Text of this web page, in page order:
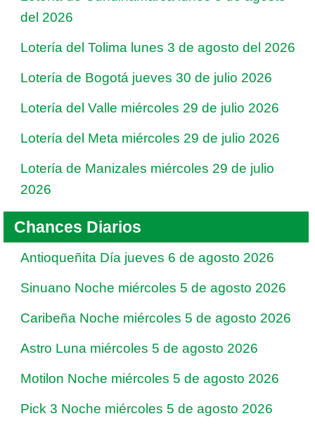
del 2026
Lotería del Tolima lunes 3 de agosto del 2026
Lotería de Bogotá jueves 30 de julio 2026
Lotería del Valle miércoles 29 de julio 2026
Lotería del Meta miércoles 29 de julio 2026
Lotería de Manizales miércoles 29 de julio
2026
Chances Diarios
Antioqueñita Día jueves 6 de agosto 2026
Sinuano Noche miércoles 5 de agosto 2026
Caribeña Noche miércoles 5 de agosto 2026
Astro Luna miércoles 5 de agosto 2026
Motilon Noche miércoles 5 de agosto 2026
Pick 3 Noche miércoles 5 de agosto 2026